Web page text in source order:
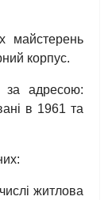
майстерень
корпус.
за адресою:
в 1961 та
житлова